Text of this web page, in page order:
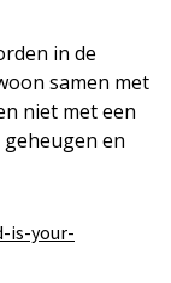
in de
samen met
niet met een
en